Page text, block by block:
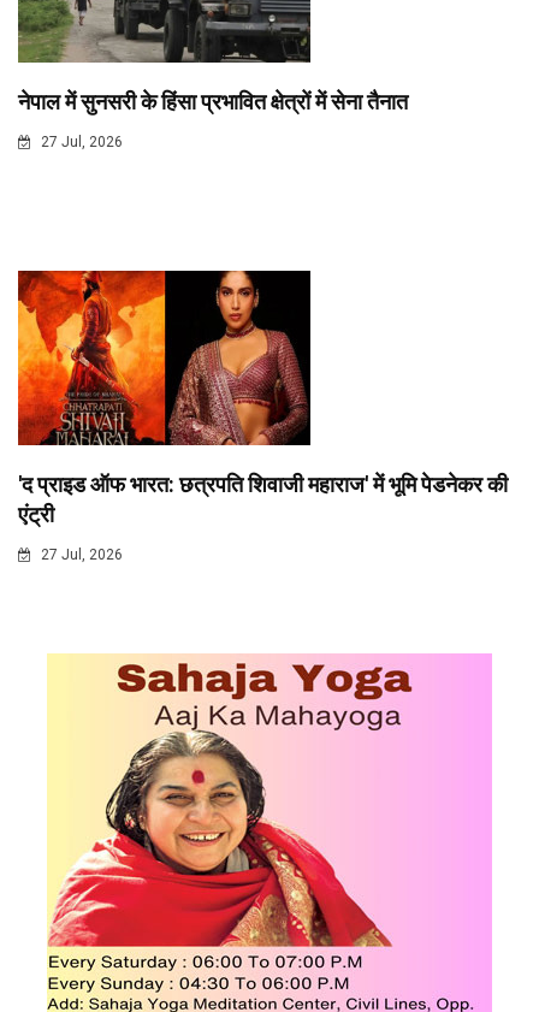
नेपाल में सुनसरी के हिंसा प्रभावित क्षेत्रों में सेना तैनात
27 Jul, 2026
'द प्राइड ऑफ भारत: छत्रपति शिवाजी महाराज' में भूमि पेडनेकर की
एंट्री
27 Jul, 2026